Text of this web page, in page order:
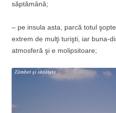
săptămână;
– pe insula asta, parcă totul
extrem de mulţi turişti, iar buna-
atmosferă şi e molipsitoare;